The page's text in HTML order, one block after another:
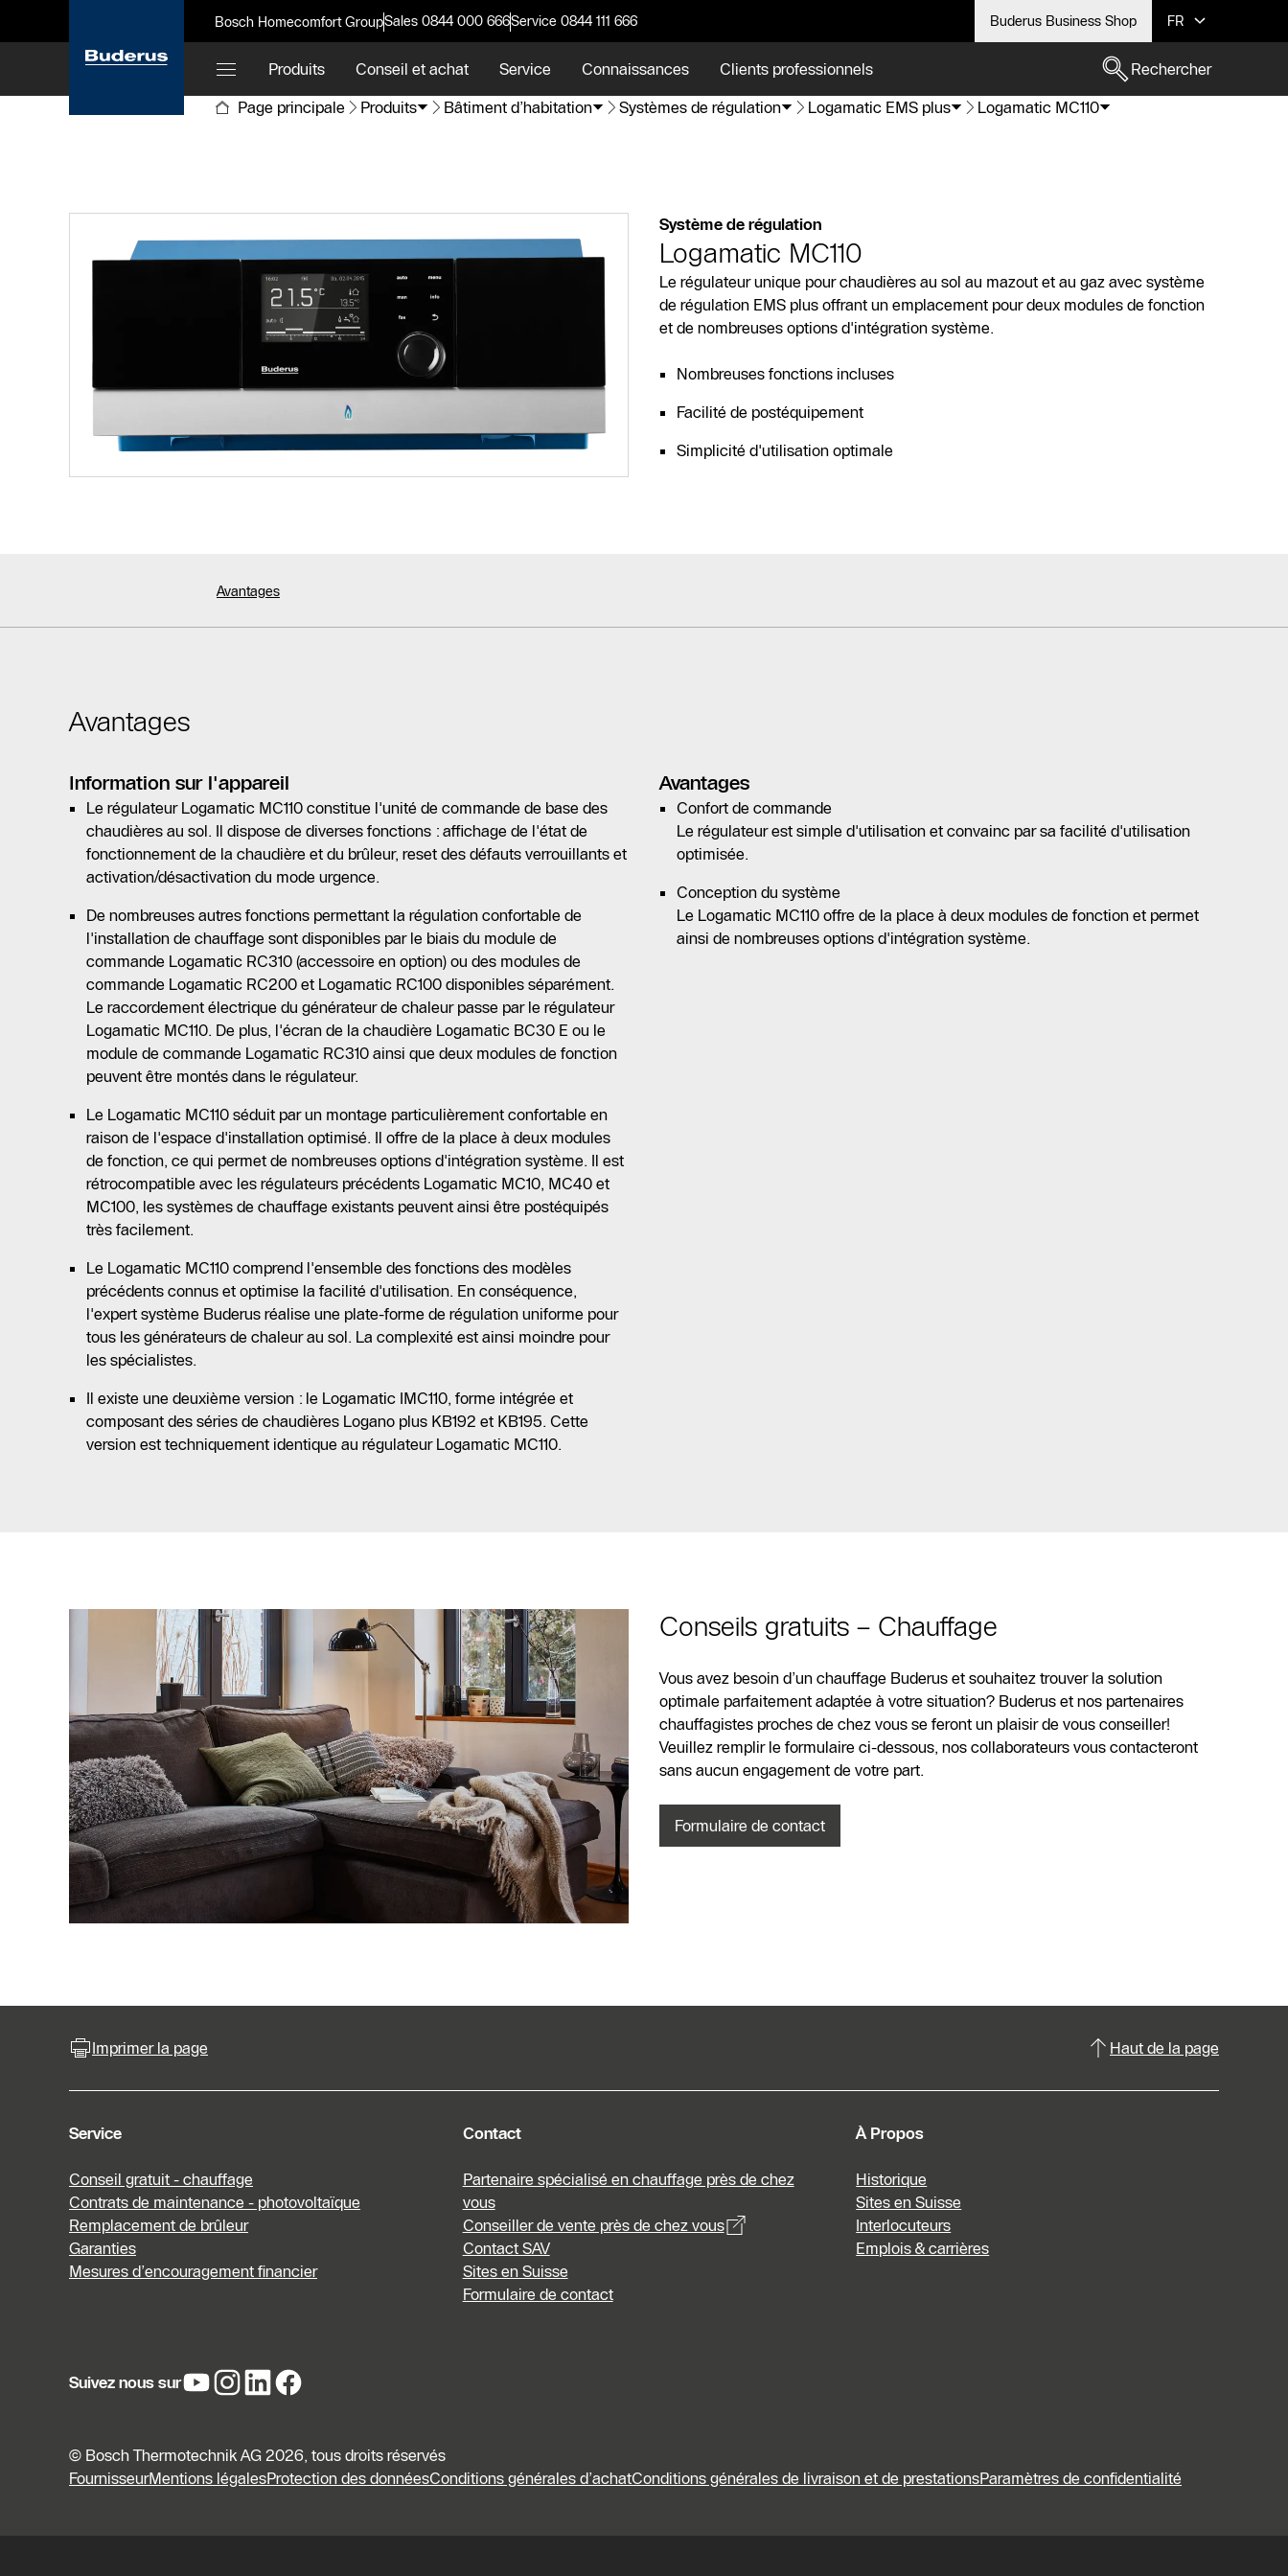
Bosch Homecomfort GroupSales 0844 000 666Service 0844 111 666 Buderus Business Shop FR
Produits Conseil et achat Service Connaissances Clients professionnels
Rechercher
Page principale
Produits Bâtiment d’habitation Systèmes de régulation Logamatic EMS plus Logamatic MC110
Système de régulation
Logamatic MC110
Le régulateur unique pour chaudières au sol au mazout et au gaz avec système
de régulation EMS plus offrant un emplacement pour deux modules de fonction
et de nombreuses options d'intégration système.
Nombreuses fonctions incluses
Facilité de postéquipement
Simplicité d'utilisation optimale
Avantages
Avantages
Information sur l'appareil
Le régulateur Logamatic MC110 constitue l'unité de commande de base des
chaudières au sol. Il dispose de diverses fonctions : affichage de l'état de
fonctionnement de la chaudière et du brûleur, reset des défauts verrouillants et
activation/désactivation du mode urgence.
De nombreuses autres fonctions permettant la régulation confortable de
l'installation de chauffage sont disponibles par le biais du module de
commande Logamatic RC310 (accessoire en option) ou des modules de
commande Logamatic RC200 et Logamatic RC100 disponibles séparément.
Le raccordement électrique du générateur de chaleur passe par le régulateur
Logamatic MC110. De plus, l'écran de la chaudière Logamatic BC30 E ou le
module de commande Logamatic RC310 ainsi que deux modules de fonction
peuvent être montés dans le régulateur.
Le Logamatic MC110 séduit par un montage particulièrement confortable en
raison de l'espace d'installation optimisé. Il offre de la place à deux modules
de fonction, ce qui permet de nombreuses options d'intégration système. Il est
rétrocompatible avec les régulateurs précédents Logamatic MC10, MC40 et
MC100, les systèmes de chauffage existants peuvent ainsi être postéquipés
très facilement.
Le Logamatic MC110 comprend l'ensemble des fonctions des modèles
précédents connus et optimise la facilité d'utilisation. En conséquence,
l'expert système Buderus réalise une plate-forme de régulation uniforme pour
tous les générateurs de chaleur au sol. La complexité est ainsi moindre pour
les spécialistes.
Il existe une deuxième version : le Logamatic IMC110, forme intégrée et
composant des séries de chaudières Logano plus KB192 et KB195. Cette
version est techniquement identique au régulateur Logamatic MC110.
Avantages
Confort de commande
Le régulateur est simple d'utilisation et convainc par sa facilité d'utilisation
optimisée.
Conception du système
Le Logamatic MC110 offre de la place à deux modules de fonction et permet
ainsi de nombreuses options d'intégration système.
Conseils gratuits – Chauffage
Vous avez besoin d’un chauffage Buderus et souhaitez trouver la solution
optimale parfaitement adaptée à votre situation? Buderus et nos partenaires
chauffagistes proches de chez vous se feront un plaisir de vous conseiller!
Veuillez remplir le formulaire ci-dessous, nos collaborateurs vous contacteront
sans aucun engagement de votre part.
Formulaire de contact
Recherche de
partenaires
spécialisés
chauffagiste
Formulaire de
Imprimer la page Haut de la page
Service
Conseil gratuit - chauffage
Contrats de maintenance - photovoltaïque
Remplacement de brûleur
Garanties
Mesures d’encouragement financier
Contact
Partenaire spécialisé en chauffage près de chez
vous
Conseiller de vente près de chez vous
Contact SAV
Sites en Suisse
Formulaire de contact
À Propos
Historique
Sites en Suisse
Interlocuteurs
Emplois & carrières
Suivez nous sur
© Bosch Thermotechnik AG 2026, tous droits réservés
FournisseurMentions légalesProtection des donnéesConditions générales d’achatConditions générales de livraison et de prestationsParamètres de confidentialité